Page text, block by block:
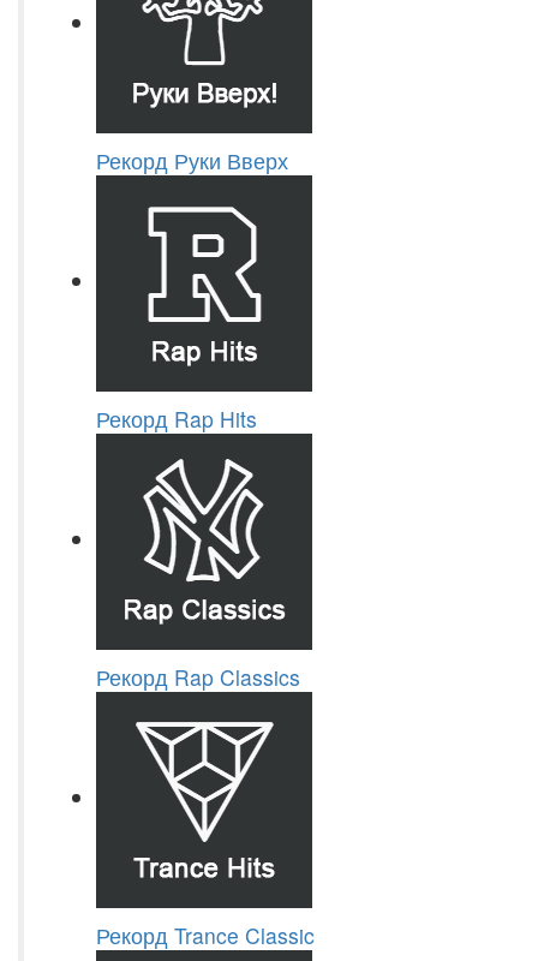
Рекорд Руки Вверх
Рекорд Rap Hits
Рекорд Rap Classics
Рекорд Trance Classic